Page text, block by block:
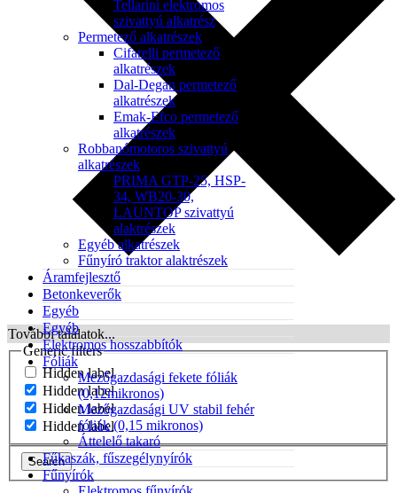
További találatok...
Generic filters
Hidden label
Hidden label
Hidden label
Hidden label
Search
Tellarini elektromos
szivattyú alkatrész
Permetező alkatrészek
Cifarelli permetező
alkatrészek
Dal-Degan permetező
alkatrészek
Emak-Efco permetező
alkatrészek
Robbanómotoros szivattyú
alkatrészek
PRIMA GTP-25, HSP-
34, WB20-30,
LAUNTOP szivattyú
alaktrészek
Egyéb alkatrészek
Fűnyíró traktor alaktrészek
Áramfejlesztő
Betonkeverők
Egyéb
Egyéb
Elektromos hosszabbítók
Fóliák
Mezőgazdasági fekete fóliák
(0,12mikronos)
Mezőgazdasági UV stabil fehér
fóliák (0,15 mikronos)
Áttelelő takaró
Fűkaszák, fűszegélynyírók
Fűnyírók